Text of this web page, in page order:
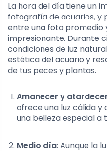
La hora del día tiene un
fotografía de acuarios, y
entre una foto promedio
impresionante. Durante
condiciones de luz
estética del acuario y
de tus peces y plantas.
Amanecer y atardecer
ofrece una luz cálida y
una belleza especial a
Medio día: Aunque la